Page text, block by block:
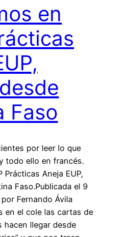
en
Faso
por leer lo que
todo ello en francés.
Prácticas Aneja EUP,
Faso.Publicada el 9
Fernando Ávila
en el cole las cartas de
hacen llegar desde